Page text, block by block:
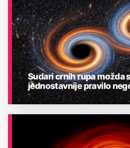
Sudari crnih rupa možda
jednostavnije pravilo